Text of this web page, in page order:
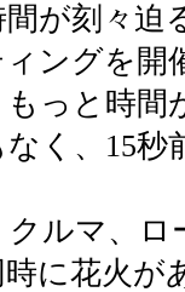
が刻々迫
ングを開
もっと時
く、15
クルマ、
に花火が